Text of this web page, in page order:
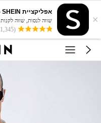
×
אפליקציית SHEIN - מוכן, הכן, סטייל!
שווה לנסות, שווה לקנות
(1,345)